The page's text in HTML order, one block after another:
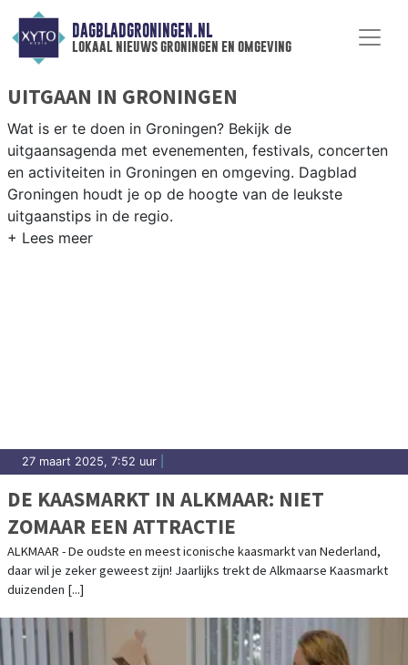
DAGBLADGRONINGEN.NL
lokaal nieuws groningen en omgeving
UITGAAN IN GRONINGEN
Wat is er te doen in Groningen? Bekijk de
uitgaansagenda met evenementen, festivals, concerten
en activiteiten in Groningen en omgeving. Dagblad
Groningen houdt je op de hoogte van de leukste
uitgaanstips in de regio.
27 maart 2025, 7:52 uur
DE KAASMARKT IN ALKMAAR: NIET
ZOMAAR EEN ATTRACTIE
ALKMAAR - De oudste en meest iconische kaasmarkt van Nederland,
daar wil je zeker geweest zijn! Jaarlijks trekt de Alkmaarse Kaasmarkt
duizenden [...]